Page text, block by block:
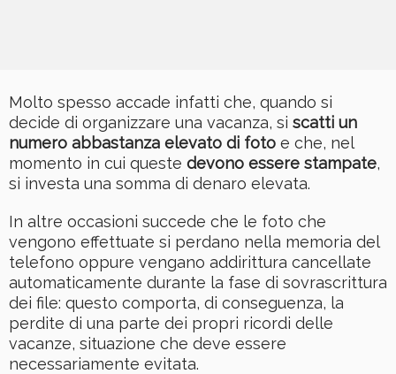
Molto spesso accade infatti che, quando si
decide di organizzare una vacanza, si scatti un
numero abbastanza elevato di foto e che, nel
momento in cui queste devono essere stampate,
si investa una somma di denaro elevata.
In altre occasioni succede che le foto che
vengono effettuate si perdano nella memoria del
telefono oppure vengano addirittura cancellate
automaticamente durante la fase di sovrascrittura
dei file: questo comporta, di conseguenza, la
perdite di una parte dei propri ricordi delle
vacanze, situazione che deve essere
necessariamente evitata.